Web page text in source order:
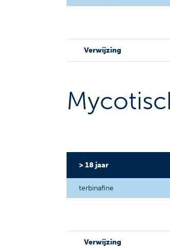
Verwijzing
> 18 jaar
terbinafine
Verwijzing